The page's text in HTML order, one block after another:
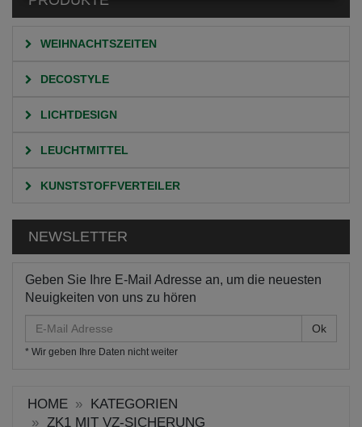
WEIHNACHTSZEITEN
DECOSTYLE
LICHTDESIGN
LEUCHTMITTEL
KUNSTSTOFFVERTEILER
NEWSLETTER
Geben Sie Ihre E-Mail Adresse an, um die neuesten
Neuigkeiten von uns zu hören
Mail
Adresse
* Wir geben Ihre Daten nicht weiter
HOME
KATEGORIEN
ZK1 MIT VZ-SICHERUNG